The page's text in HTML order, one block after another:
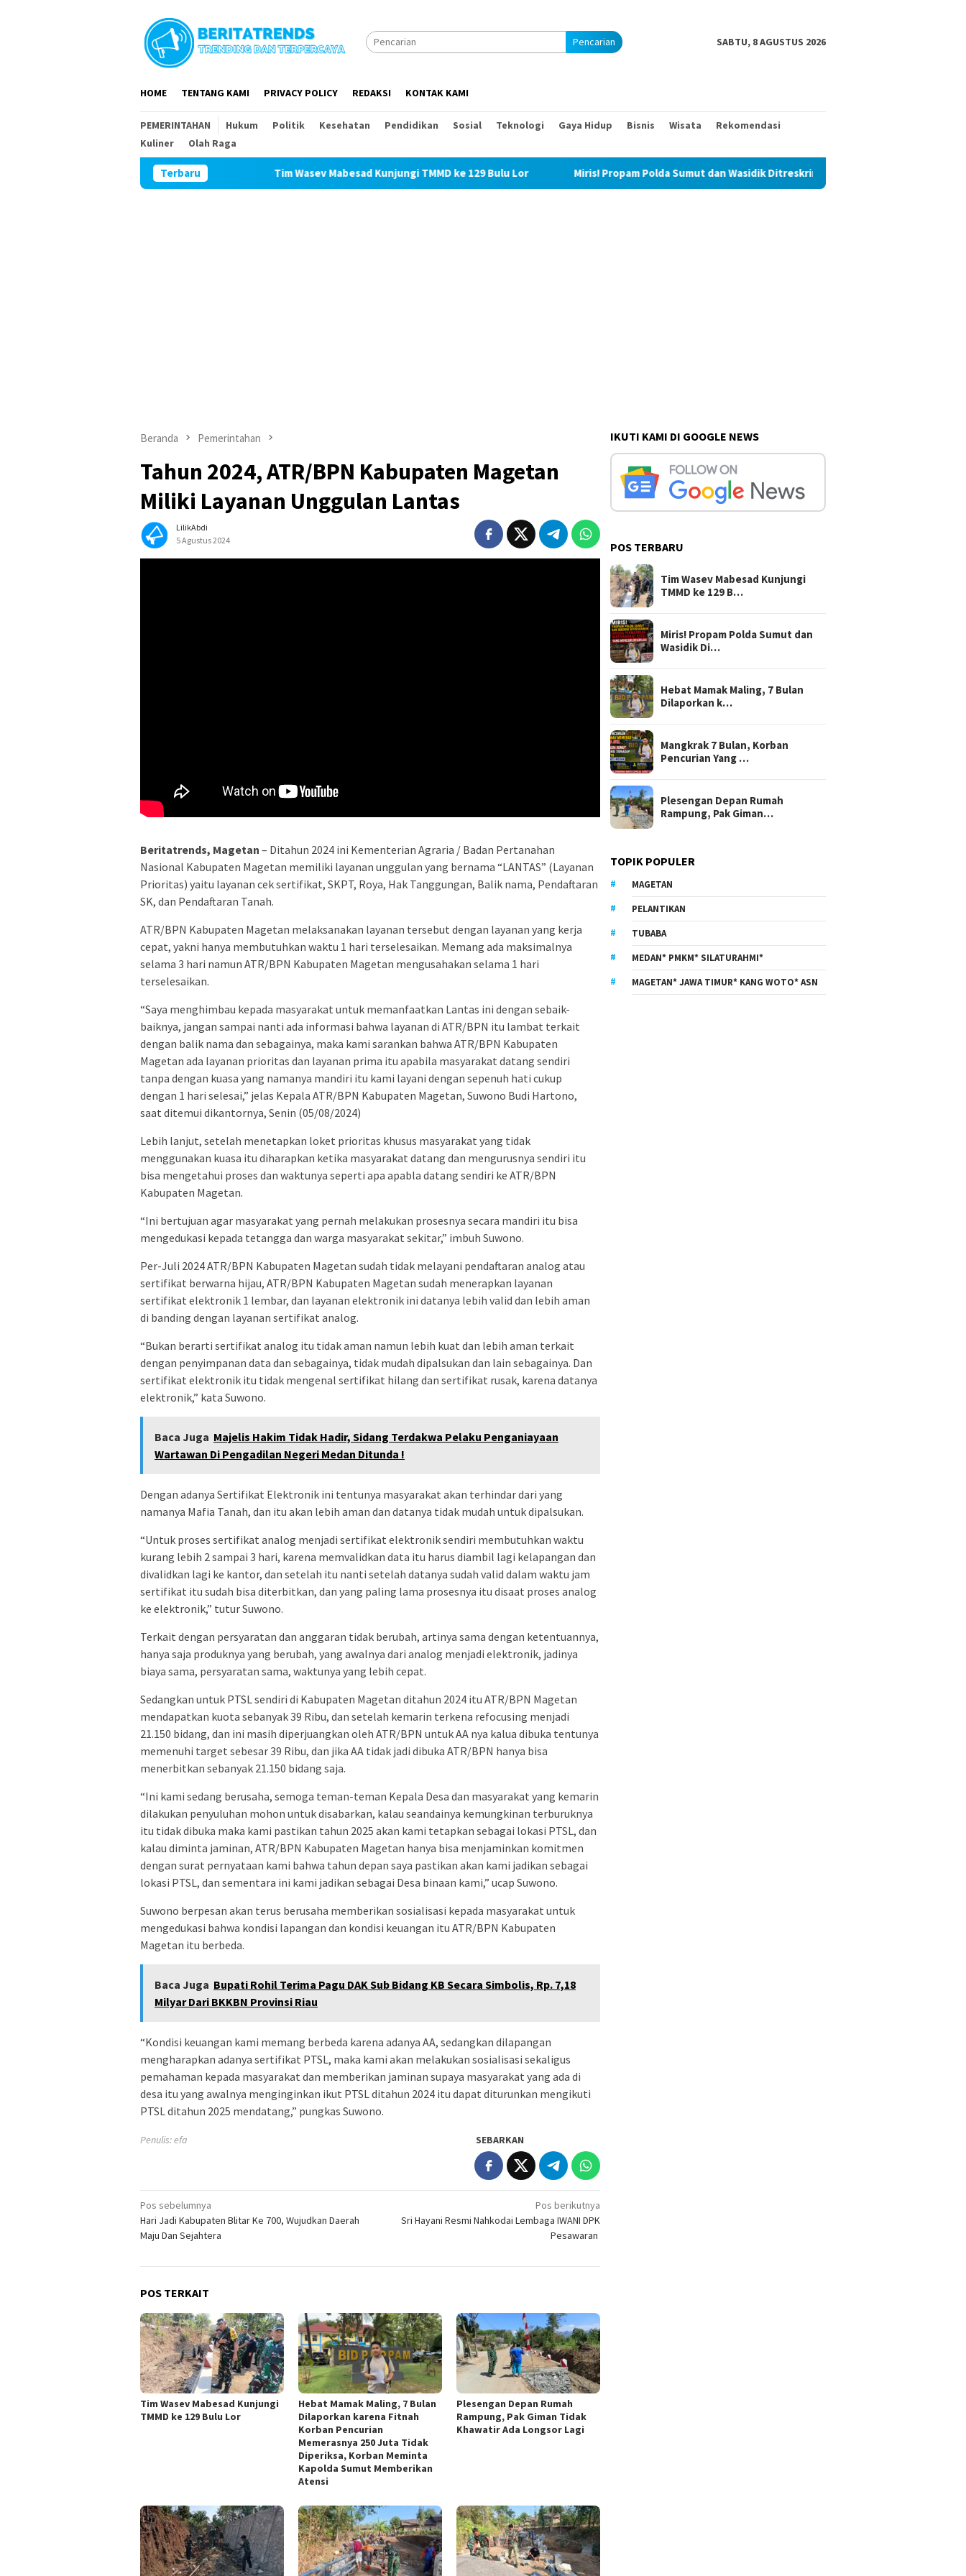
Pencarian SABTU, 8 AGUSTUS 2026
HOME TENTANG KAMI PRIVACY POLICY REDAKSI KONTAK KAMI
PEMERINTAHAN Hukum Politik Kesehatan Pendidikan Sosial Teknologi Gaya Hidup Bisnis Wisata
Rekomendasi
Kuliner
Olah Raga
TerbaruTim Wasev Mabesad Kunjungi TMMD ke 129 Bulu Lor Miris! Propam Polda Sumut dan Wasidik Ditreskrimum Diduga Permainkan Masyarakat Kecil Yang
Beranda Pemerintahan
Tahun 2024, ATR/BPN Kabupaten Magetan
Miliki Layanan Unggulan Lantas
LilikAbdi
5 Agustus 2024
Beritatrends, Magetan – Ditahun 2024 ini Kementerian Agraria / Badan Pertanahan
Nasional Kabupaten Magetan memiliki layanan unggulan yang bernama “LANTAS” (Layanan
Prioritas) yaitu layanan cek sertifikat, SKPT, Roya, Hak Tanggungan, Balik nama, Pendaftaran
SK, dan Pendaftaran Tanah.
ATR/BPN Kabupaten Magetan melaksanakan layanan tersebut dengan layanan yang kerja
cepat, yakni hanya membutuhkan waktu 1 hari terselesaikan. Memang ada maksimalnya
selama 3 hari namun ATR/BPN Kabupaten Magetan mengusahakan selama 1 hari
terselesaikan.
“Saya menghimbau kepada masyarakat untuk memanfaatkan Lantas ini dengan sebaik-
baiknya, jangan sampai nanti ada informasi bahwa layanan di ATR/BPN itu lambat terkait
dengan balik nama dan sebagainya, maka kami sarankan bahwa ATR/BPN Kabupaten
Magetan ada layanan prioritas dan layanan prima itu apabila masyarakat datang sendiri
tanpa dengan kuasa yang namanya mandiri itu kami layani dengan sepenuh hati cukup
dengan 1 hari selesai,” jelas Kepala ATR/BPN Kabupaten Magetan, Suwono Budi Hartono,
saat ditemui dikantornya, Senin (05/08/2024)
Lebih lanjut, setelah menetapkan loket prioritas khusus masyarakat yang tidak
menggunakan kuasa itu diharapkan ketika masyarakat datang dan mengurusnya sendiri itu
bisa mengetahui proses dan waktunya seperti apa apabla datang sendiri ke ATR/BPN
Kabupaten Magetan.
“Ini bertujuan agar masyarakat yang pernah melakukan prosesnya secara mandiri itu bisa
mengedukasi kepada tetangga dan warga masyarakat sekitar,” imbuh Suwono.
Per-Juli 2024 ATR/BPN Kabupaten Magetan sudah tidak melayani pendaftaran analog atau
sertifikat berwarna hijau, ATR/BPN Kabupaten Magetan sudah menerapkan layanan
sertifikat elektronik 1 lembar, dan layanan elektronik ini datanya lebih valid dan lebih aman
di banding dengan layanan sertifikat analog.
“Bukan berarti sertifikat analog itu tidak aman namun lebih kuat dan lebih aman terkait
dengan penyimpanan data dan sebagainya, tidak mudah dipalsukan dan lain sebagainya. Dan
sertifikat elektronik itu tidak mengenal sertifikat hilang dan sertifikat rusak, karena datanya
elektronik,” kata Suwono.
Baca Juga Majelis Hakim Tidak Hadir, Sidang Terdakwa Pelaku Penganiayaan
Wartawan Di Pengadilan Negeri Medan Ditunda !
Dengan adanya Sertifikat Elektronik ini tentunya masyarakat akan terhindar dari yang
namanya Mafia Tanah, dan itu akan lebih aman dan datanya tidak mudah untuk dipalsukan.
“Untuk proses sertifikat analog menjadi sertifikat elektronik sendiri membutuhkan waktu
kurang lebih 2 sampai 3 hari, karena memvalidkan data itu harus diambil lagi kelapangan dan
divalidkan lagi ke kantor, dan setelah itu nanti setelah datanya sudah valid dalam waktu jam
sertifikat itu sudah bisa diterbitkan, dan yang paling lama prosesnya itu disaat proses analog
ke elektronik,” tutur Suwono.
Terkait dengan persyaratan dan anggaran tidak berubah, artinya sama dengan ketentuannya,
hanya saja produknya yang berubah, yang awalnya dari analog menjadi elektronik, jadinya
biaya sama, persyaratan sama, waktunya yang lebih cepat.
Sedangkan untuk PTSL sendiri di Kabupaten Magetan ditahun 2024 itu ATR/BPN Magetan
mendapatkan kuota sebanyak 39 Ribu, dan setelah kemarin terkena refocusing menjadi
21.150 bidang, dan ini masih diperjuangkan oleh ATR/BPN untuk AA nya kalua dibuka tentunya
memenuhi target sebesar 39 Ribu, dan jika AA tidak jadi dibuka ATR/BPN hanya bisa
menerbitkan sebanyak 21.150 bidang saja.
“Ini kami sedang berusaha, semoga teman-teman Kepala Desa dan masyarakat yang kemarin
dilakukan penyuluhan mohon untuk disabarkan, kalau seandainya kemungkinan terburuknya
itu tidak dibuka maka kami pastikan tahun 2025 akan kami tetapkan sebagai lokasi PTSL, dan
kalau diminta jaminan, ATR/BPN Kabupaten Magetan hanya bisa menjaminkan komitmen
dengan surat pernyataan kami bahwa tahun depan saya pastikan akan kami jadikan sebagai
lokasi PTSL, dan sementara ini kami jadikan sebagai Desa binaan kami,” ucap Suwono.
Suwono berpesan akan terus berusaha memberikan sosialisasi kepada masyarakat untuk
mengedukasi bahwa kondisi lapangan dan kondisi keuangan itu ATR/BPN Kabupaten
Magetan itu berbeda.
Baca Juga Bupati Rohil Terima Pagu DAK Sub Bidang KB Secara Simbolis, Rp. 7,18
Milyar Dari BKKBN Provinsi Riau
“Kondisi keuangan kami memang berbeda karena adanya AA, sedangkan dilapangan
mengharapkan adanya sertifikat PTSL, maka kami akan melakukan sosialisasi sekaligus
pemahaman kepada masyarakat dan memberikan jaminan supaya masyarakat yang ada di
desa itu yang awalnya menginginkan ikut PTSL ditahun 2024 itu dapat diturunkan mengikuti
PTSL ditahun 2025 mendatang,” pungkas Suwono.
Penulis: efa SEBARKAN
Navigasi
pos
Pos sebelumnya
Hari Jadi Kabupaten Blitar Ke 700, Wujudkan Daerah
Maju Dan Sejahtera
Pos berikutnya
Sri Hayani Resmi Nahkodai Lembaga IWANI DPK
Pesawaran
POS TERKAIT
Tim Wasev Mabesad Kunjungi
TMMD ke 129 Bulu Lor
Hebat Mamak Maling, 7 Bulan
Dilaporkan karena Fitnah
Korban Pencurian
Memerasnya 250 Juta Tidak
Diperiksa, Korban Meminta
Kapolda Sumut Memberikan
Atensi
Plesengan Depan Rumah
Rampung, Pak Giman Tidak
Khawatir Ada Longsor Lagi
IKUTI KAMI DI GOOGLE NEWS
POS TERBARU
Tim Wasev Mabesad Kunjungi
TMMD ke 129 B…
Miris! Propam Polda Sumut dan
Wasidik Di…
Hebat Mamak Maling, 7 Bulan
Dilaporkan k…
Mangkrak 7 Bulan, Korban
Pencurian Yang …
Plesengan Depan Rumah
Rampung, Pak Giman…
TOPIK POPULER
MAGETAN
PELANTIKAN
TUBABA
MEDAN* PMKM* SILATURAHMI*
MAGETAN* JAWA TIMUR* KANG WOTO* ASN